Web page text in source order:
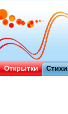
Открытки Стихи